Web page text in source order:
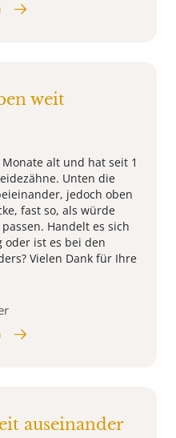
weit
alt und hat seit 1
Unten die
jedoch oben
fast so, als würde
Handelt es sich
oder ist es bei den
Vielen Dank für Ihre
auseinander